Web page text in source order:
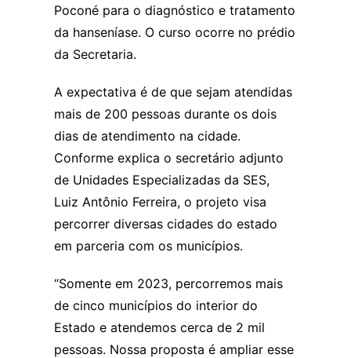
Poconé para o diagnóstico e tratamento
da hanseníase. O curso ocorre no prédio
da Secretaria.
A expectativa é de que sejam atendidas
mais de 200 pessoas durante os dois
dias de atendimento na cidade.
Conforme explica o secretário adjunto
de Unidades Especializadas da SES,
Luiz Antônio Ferreira, o projeto visa
percorrer diversas cidades do estado
em parceria com os municípios.
“Somente em 2023, percorremos mais
de cinco municípios do interior do
Estado e atendemos cerca de 2 mil
pessoas. Nossa proposta é ampliar esse